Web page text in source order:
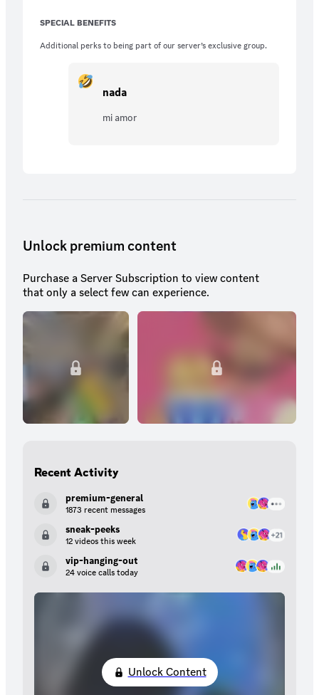
SPECIAL BENEFITS
Additional perks to being part of our server’s exclusive group.
nada
mi amor
Unlock premium content
Purchase a Server Subscription to view content
that only a select few can experience.
Recent Activity
premium-general
1873 recent messages
sneak-peeks
12 videos this week
vip-hanging-out
24 voice calls today
Unlock Content